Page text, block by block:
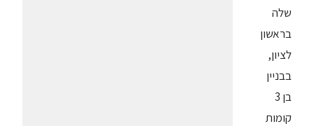
שלה
בראשון
לציון,
בבניין
בן 3
קומות